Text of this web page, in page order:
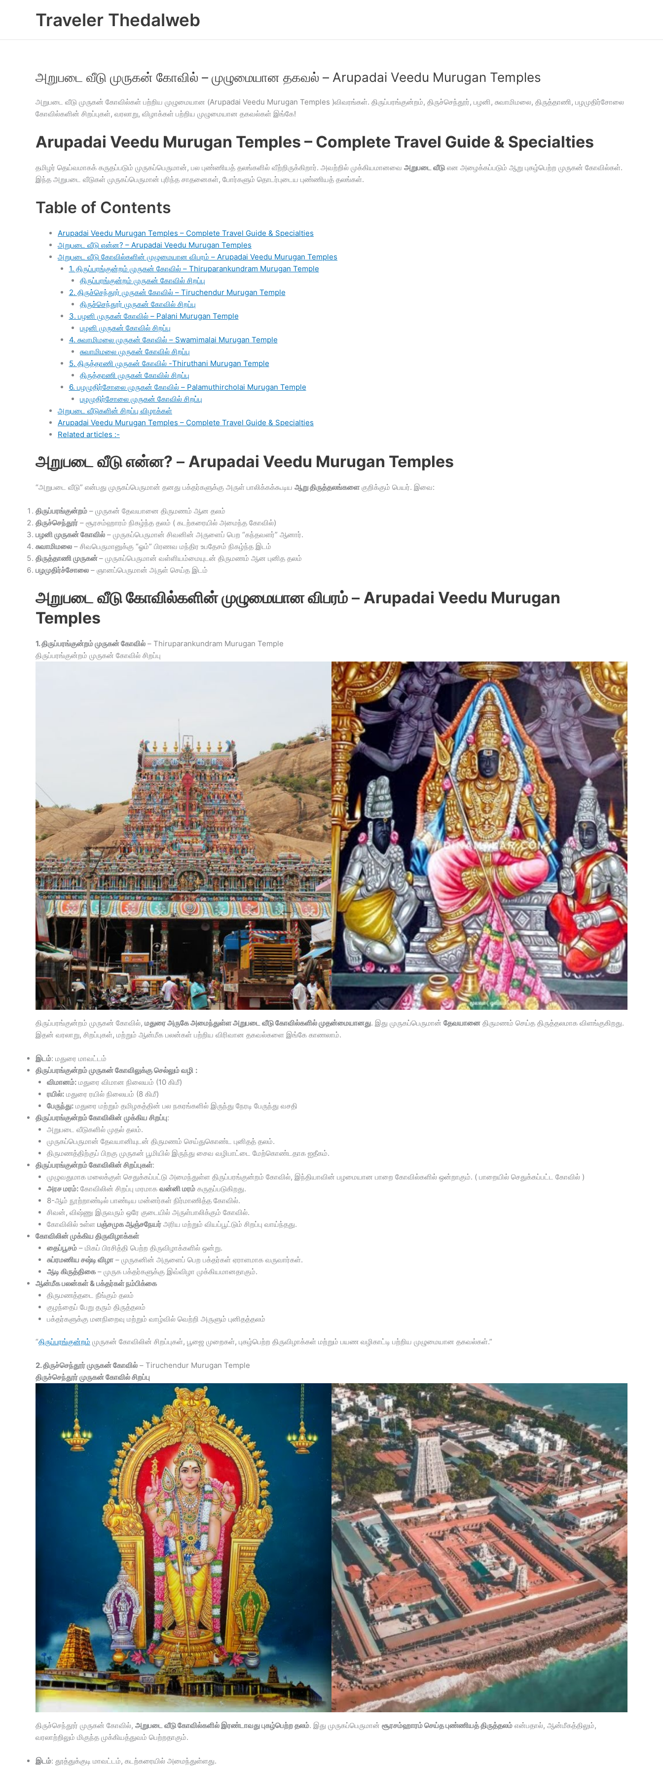
Traveler Thedalweb
அறுபடை வீடு முருகன் கோவில் – முழுமையான தகவல் – Arupadai Veedu Murugan Temples
அறுபடை வீடு முருகன் கோவில்கள் பற்றிய முழுமையான (Arupadai Veedu Murugan Temples )விவரங்கள். திருப்பரங்குன்றம், திருச்செந்தூர், பழனி, சுவாமிமலை, திருத்தாணி, பழமுதிர்சோலை
கோவில்களின் சிறப்புகள், வரலாறு, விழாக்கள் பற்றிய முழுமையான தகவல்கள் இங்கே!
Arupadai Veedu Murugan Temples – Complete Travel Guide & Specialties
தமிழர் தெய்வமாகக் கருதப்படும் முருகப்பெருமான், பல புண்ணியத் தலங்களில் வீற்றிருக்கிறார். அவற்றில் முக்கியமானவை அறுபடை வீடு என அழைக்கப்படும் ஆறு புகழ்பெற்ற முருகன் கோவில்கள்.
இந்த அறுபடை வீடுகள் முருகப்பெருமான் புரிந்த சாதனைகள், போர்களும் தொடர்புடைய புண்ணியத் தலங்கள்.
Table of Contents
Arupadai Veedu Murugan Temples – Complete Travel Guide & Specialties
அறுபடை வீடு என்ன? – Arupadai Veedu Murugan Temples
அறுபடை வீடு கோவில்களின் முழுமையான விபரம் – Arupadai Veedu Murugan Temples
1. திருப்பரங்குன்றம் முருகன் கோவில் – Thiruparankundram Murugan Temple
திருப்பரங்குன்றம் முருகன் கோவில் சிறப்பு
2. திருச்செந்தூர் முருகன் கோவில் – Tiruchendur Murugan Temple
திருச்செந்தூர் முருகன் கோவில் சிறப்பு
3. பழனி முருகன் கோவில் – Palani Murugan Temple
பழனி முருகன் கோவில் சிறப்பு
4. சுவாமிமலை முருகன் கோவில் – Swamimalai Murugan Temple
சுவாமிமலை முருகன் கோவில் சிறப்பு
5. திருத்தாணி முருகன் கோவில் -Thiruthani Murugan Temple
திருத்தாணி முருகன் கோவில் சிறப்பு
6. பழமுதிர்சோலை முருகன் கோவில் – Palamuthircholai Murugan Temple
பழமுதிர்சோலை முருகன் கோவில் சிறப்பு
அறுபடை வீடுகளின் சிறப்பு விழாக்கள்
Arupadai Veedu Murugan Temples – Complete Travel Guide & Specialties
Related articles :-
அறுபடை வீடு என்ன? – Arupadai Veedu Murugan Temples
“அறுபடை வீடு” என்பது முருகப்பெருமான் தனது பக்தர்களுக்கு அருள் பாலிக்கக்கூடிய ஆறு திருத்தலங்களைகுறிக்கும் பெயர். இவை:
திருப்பரங்குன்றம் – முருகன் தேவயானை திருமணம் ஆன தலம்
திருச்செந்தூர் – சூரசம்ஹாரம் நிகழ்ந்த தலம் ( கடற்கரையில் அமைந்த கோவில்)
பழனி முருகன் கோவில் – முருகப்பெருமான் சிவனின் அருளைப் பெற “கந்தவளர்” ஆனார்.
சுவாமிமலை – சிவபெருமானுக்கு “ஓம்” பிரணவ மந்திர உபதேசம் நிகழ்ந்த இடம்
திருத்தாணி முருகன்– முருகப்பெருமான் வள்ளியம்மையுடன் திருமணம் ஆன புனித தலம்
பழமுதிர்ச்சோலை – ஞானப்பெருமான் அருள் செய்த இடம்
அறுபடை வீடு கோவில்களின் முழுமையான விபரம் – Arupadai Veedu Murugan
Temples
1. திருப்பரங்குன்றம் முருகன் கோவில் – Thiruparankundram Murugan Temple
திருப்பரங்குன்றம் முருகன் கோவில் சிறப்பு
திருப்பரங்குன்றம் முருகன் கோவில், மதுரை அருகே அமைந்துள்ள அறுபடை வீடு கோவில்களில் முதன்மையானது. இது முருகப்பெருமான் தேவயானை திருமணம் செய்த திருத்தலமாக விளங்குகிறது.
இதன் வரலாறு, சிறப்புகள், மற்றும் ஆன்மீக பலன்கள் பற்றிய விரிவான தகவல்களை இங்கே காணலாம்.
இடம்: மதுரை மாவட்டம்
திருப்பரங்குன்றம் முருகன் கோவிலுக்கு செல்லும் வழி :
விமானம்:மதுரை விமான நிலையம் (10 கிமீ)
ரயில்:மதுரை ரயில் நிலையம் (8 கிமீ)
பேருந்து:மதுரை மற்றும் தமிழகத்தின் பல நகரங்களில் இருந்து நேரடி பேருந்து வசதி
திருப்பரங்குன்றம் கோவிலின் முக்கிய சிறப்பு:
அறுபடை வீடுகளில் முதல் தலம்.
முருகப்பெருமான் தேவயானியுடன் திருமணம் செய்துகொண்ட புனிதத் தலம்.
திருமணத்திற்குப் பிறகு முருகன் பூமியில் இருந்து சைவ வழிபாட்டை மேற்கொண்டதாக ஐதீகம்.
திருப்பரங்குன்றம் கோவிலின் சிறப்புகள்:
முழுவதுமாக மலைக்குள் செதுக்கப்பட்டு அமைந்துள்ள திருப்பரங்குன்றம் கோவில், இந்தியாவின் பழமையான பாறை கோவில்களில் ஒன்றாகும். ( பாறையில் செதுக்கப்பட்ட கோவில் )
அரச மரம்:கோவிலின் சிறப்பு மரமாக வன்னி மரம்கருதப்படுகிறது.
8-ஆம் நூற்றாண்டில் பாண்டிய மன்னர்கள் நிர்மாணித்த கோவில்.
சிவன், விஷ்ணு இருவரும் ஒரே குடையில் அருள்பாலிக்கும் கோவில்.
கோவிலில் உள்ள பஞ்சமுக ஆஞ்சநேயர்அரிய மற்றும் வியப்பூட்டும் சிறப்பு வாய்ந்தது.
கோவிலின் முக்கிய திருவிழாக்கள்
தைப்பூசம்– மிகப் பிரசித்தி பெற்ற திருவிழாக்களில் ஒன்று.
சுப்ரமணிய சஷ்டி விழா– முருகனின் அருளைப் பெற பக்தர்கள் ஏராளமாக வருவார்கள்.
ஆடி கிருத்திகை– முருக பக்தர்களுக்கு இவ்விழா முக்கியமானதாகும்.
ஆன்மீக பலன்கள் & பக்தர்கள் நம்பிக்கை
திருமணத்தடை நீங்கும் தலம்
குழந்தைப் பேறு தரும் திருத்தலம்
பக்தர்களுக்கு மனநிறைவு மற்றும் வாழ்வில் வெற்றி அருளும் புனிதத்தலம்
“திருப்பரங்குன்றம் முருகன் கோவிலின் சிறப்புகள், பூஜை முறைகள், புகழ்பெற்ற திருவிழாக்கள் மற்றும் பயண வழிகாட்டி பற்றிய முழுமையான தகவல்கள்.”
2. திருச்செந்தூர் முருகன் கோவில் – Tiruchendur Murugan Temple
திருச்செந்தூர் முருகன் கோவில் சிறப்பு
திருச்செந்தூர் முருகன் கோவில், அறுபடை வீடு கோவில்களில் இரண்டாவது புகழ்பெற்ற தலம். இது முருகப்பெருமான் சூரசம்ஹாரம் செய்த புண்ணியத் திருத்தலம் என்பதால், ஆன்மீகத்திலும்,
வரலாற்றிலும் மிகுந்த முக்கியத்துவம் பெற்றதாகும்.
இடம்: தூத்துக்குடி மாவட்டம், கடற்கரையில் அமைந்துள்ளது.